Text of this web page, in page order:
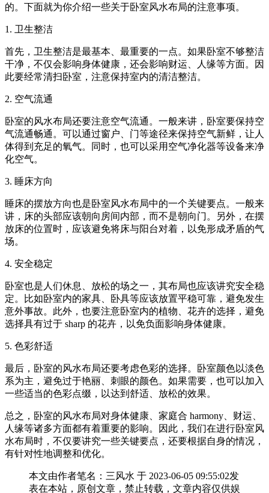
的。下面就为你介绍一些关于卧室风水布局的注意事项。
1. 卫生整洁
首先，卫生整洁是最基本、最重要的一点。如果卧室不够整洁
干净，不仅会影响身体健康，还会影响财运、人缘等方面。因
此要经常清扫卧室，注意保持室内的清洁整洁。
2. 空气流通
卧室的风水布局还要注意空气流通。一般来讲，卧室要保持空
气流通畅通。可以通过窗户、门等途径来保持空气新鲜，让人
体得到充足的氧气。同时，也可以采用空气净化器等设备来净
化空气。
3. 睡床方向
睡床的摆放方向也是卧室风水布局中的一个关键要点。一般来
讲，床的头部应该朝向房间内部，而不是朝向门。另外，在摆
放床的位置时，应该避免将床与阳台对着，以免形成矛盾的气
场。
4. 安全稳定
卧室也是人们休息、放松的场之一，其布局也应该讲究安全稳
定。比如卧室内的家具、卧具等应该放置平稳可靠，避免发生
意外事故。此外，也要注意卧室内的植物、花卉的选择，避免
选择具有过于 sharp 的花卉，以免负面影响身体健康。
5. 色彩舒适
最后，卧室的风水布局还要考虑色彩的选择。卧室颜色以淡色
系为主，避免过于艳丽、刺眼的颜色。如果需要，也可以加入
一些适当的色彩点缀，以达到舒适、放松的效果。
总之，卧室的风水布局对身体健康、家庭合 harmony、财运、
人缘等诸多方面都有着重要的影响。因此，我们在进行卧室风
水布局时，不仅要讲究一些关键要点，还要根据自身的情况，
有针对性地调整和优化。
本文由作者笔名：三风水 于 2023-06-05 09:55:02发
表在本站，原创文章，禁止转载，文章内容仅供娱